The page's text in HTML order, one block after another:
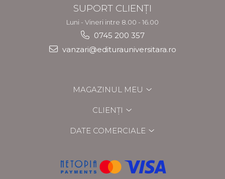
SUPORT CLIENȚI
Luni - Vineri intre 8.00 - 16.00
0745 200 357
vanzari@editurauniversitara.ro
MAGAZINUL MEU
CLIENȚI
DATE COMERCIALE